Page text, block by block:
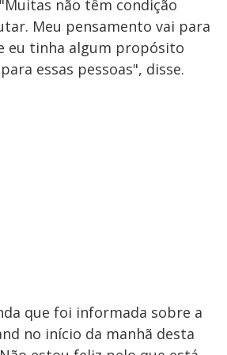
não têm condição
Meu pensamento vai para
eu tinha algum propósito
essas pessoas", disse.
que foi informada sobre a
no início da manhã desta